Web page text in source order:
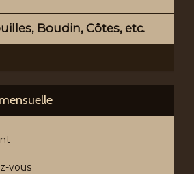
Boudin, Côtes, etc.
vous